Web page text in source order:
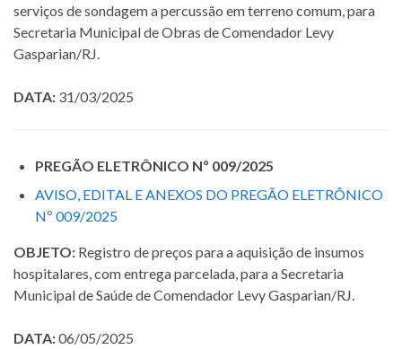
serviços desondagem a percussão em terreno comum, para
Secretaria Municipal de Obras de Comendador Levy
Gasparian/RJ.
DATA: 31/03/2025
PREGÃO ELETRÔNICO Nº 009/2025
AVISO, EDITAL E ANEXOS DO PREGÃO ELETRÔNICO
Nº 009/2025
OBJETO: Registro de preços para a aquisição de insumos
hospitalares, com entrega parcelada, para a Secretaria
Municipal de Saúde de Comendador Levy Gasparian/RJ.
DATA:06/05/2025